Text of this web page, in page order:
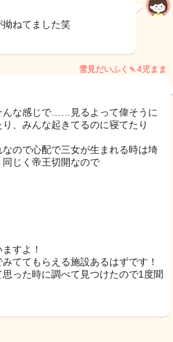
ねてました笑
雪見だいふく🍡4児まま
んな感じで……見るよって偉そうに
、みんな起きてるのに寝てたり
ので心配で三女が生まれる時は埼
じく帝王切開なので
すよ！
ててもらえる施設あるはずです！
った時に調べて見つけたので1度聞